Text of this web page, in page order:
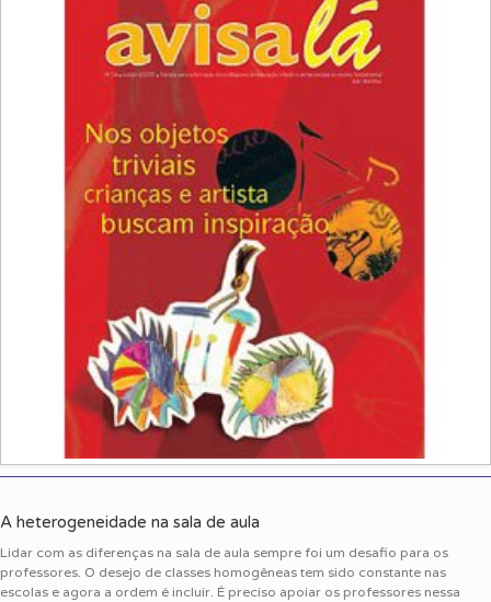
A heterogeneidade na sala de aula
Lidar com as diferenças na sala de aula sempre foi um desafio para os
professores. O desejo de classes homogêneas tem sido constante nas
escolas e agora a ordem é incluir. É preciso apoiar os professores nessa